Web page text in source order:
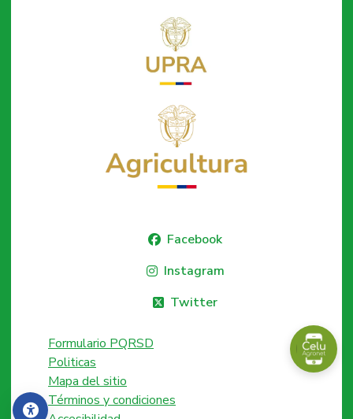
Facebook
Instagram
Twitter
Formulario PQRSD
Politicas
Mapa del sitio
Términos y condiciones